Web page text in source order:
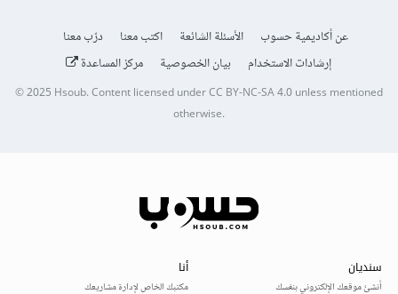
عن أكاديمية حسوب الأسئلة الشائعة اكتب معنا
درّب معنا
إرشادات الاستخدام
بيان الخصوصية مركز المساعدة
© 2025Hsoub.Content licensed underCC BY-NC-SA 4.0unless mentioned
otherwise.